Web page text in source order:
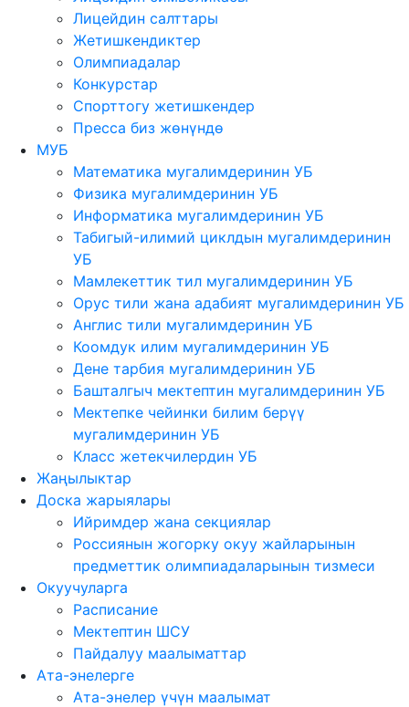
Лицейдин салттары
Жетишкендиктер
Олимпиадалар
Конкурстар
Спорттогу жетишкендер
Пресса биз жөнүндө
МУБ
Математика мугалимдеринин УБ
Физика мугалимдеринин УБ
Информатика мугалимдеринин УБ
Табигый-илимий циклдын мугалимдеринин
УБ
Мамлекеттик тил мугалимдеринин УБ
Орус тили жана адабият мугалимдеринин УБ
Англис тили мугалимдеринин УБ
Коомдук илим мугалимдеринин УБ
Дене тарбия мугалимдеринин УБ
Башталгыч мектептин мугалимдеринин УБ
Мектепке чейинки билим берүү
мугалимдеринин УБ
Класс жетекчилердин УБ
Жаңылыктар
Доска жарыялары
Ийримдер жана секциялар
Россиянын жогорку окуу жайларынын
предметтик олимпиадаларынын тизмеси
Окуучуларга
Расписание
Мектептин ШСУ
Пайдалуу маалыматтар
Ата-энелерге
Ата-энелер үчүн маалымат